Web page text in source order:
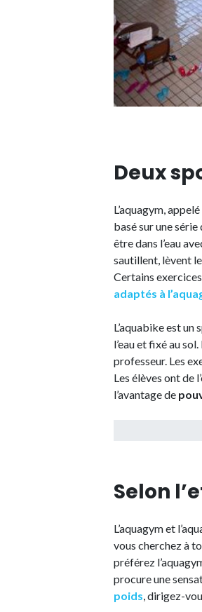
Deux
L’aquagym,
basé sur une
être dans l’eau
sautillent, lèvent
Certains
adaptés à
L’aquabike est
l’eau et fixé au
professeur. Les
Les élèves ont de
l’avantage de
Selon
L’aquagym et
vous cherchez à
préférez
procure une
poids, dirigez-